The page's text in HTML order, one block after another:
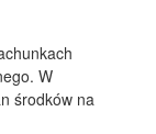
W
środków na